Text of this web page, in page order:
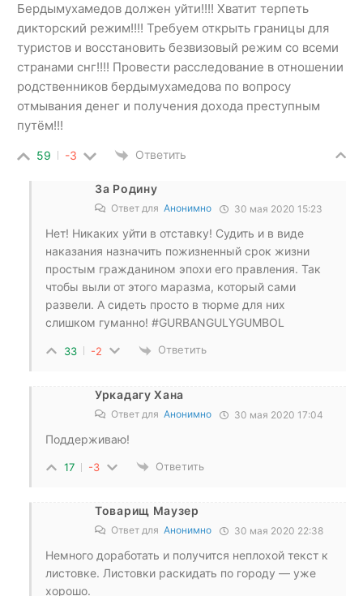
Бердымухамедов должен уйти!!!! Хватит терпеть
дикторский режим!!!! Требуем открыть границы для
туристов и восстановить безвизовый режим со всеми
странами снг!!!! Провести расследование в отношении
родственников бердымухамедова по вопросу
отмывания денег и получения дохода преступным
путём!!!
59 -3 Ответить
За Родину
Ответ для Анонимно 30 мая 2020 15:23
Нет! Никаких уйти в отставку! Судить и в виде
наказания назначить пожизненный срок жизни
простым гражданином эпохи его правления. Так
чтобы выли от этого маразма, который сами
развели. А сидеть просто в тюрме для них
слишком гуманно! #GURBANGULYGUMBOL
33 -2 Ответить
Уркадагу Хана
Ответ для Анонимно 30 мая 2020 17:04
Поддерживаю!
17 -3 Ответить
Товарищ Маузер
Ответ для Анонимно 30 мая 2020 22:38
Немного доработать и получится неплохой текст к
листовке. Листовки раскидать по городу — уже
хорошо.